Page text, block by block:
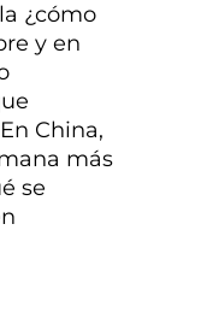
¿cómo
y en
China,
más
se